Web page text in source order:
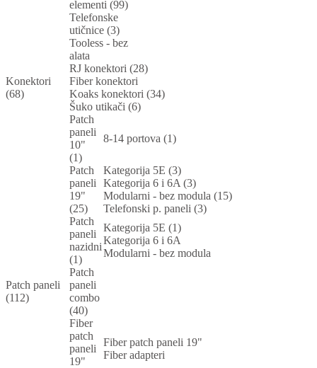
elementi (99)
Telefonske
utičnice (3)
Tooless - bez
alata
Konektori
(68)
RJ konektori (28)
Fiber konektori
Koaks konektori (34)
Šuko utikači (6)
Patch paneli
(112)
Patch
paneli
10"
(1)
8-14 portova (1)
Patch
paneli
19"
(25)
Kategorija 5E (3)
Kategorija 6 i 6A (3)
Modularni - bez modula (15)
Telefonski p. paneli (3)
Patch
paneli
nazidni
(1)
Kategorija 5E (1)
Kategorija 6 i 6A
Modularni - bez modula
Patch
paneli
combo
(40)
Fiber
patch
paneli
19"
Fiber patch paneli 19"
Fiber adapteri